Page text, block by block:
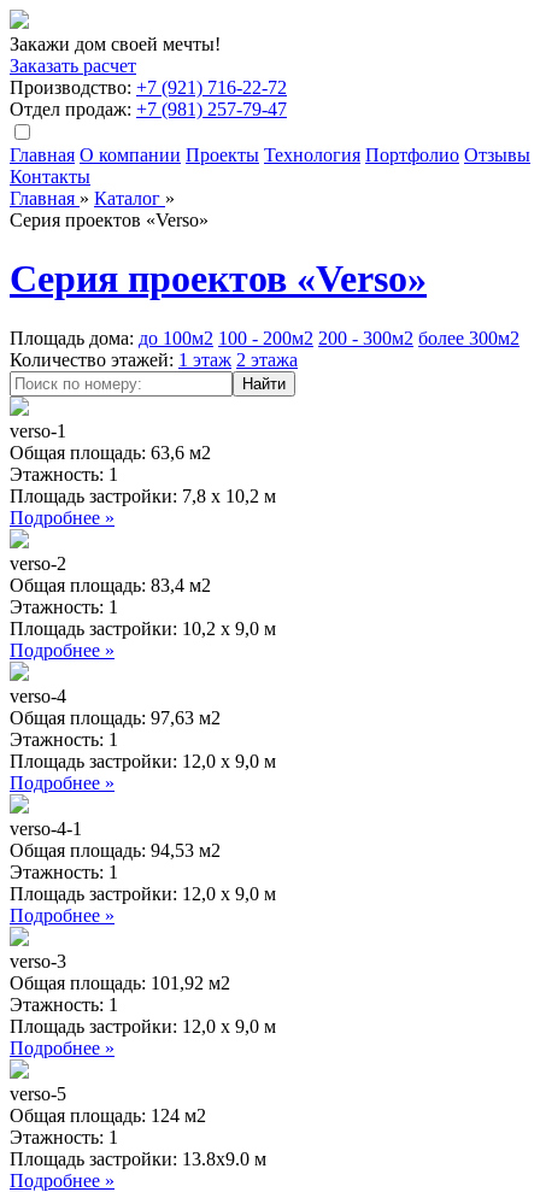
Закажи дом своей мечты!
Заказать расчет
Производство: +7 (921) 716-22-72
Отдел продаж: +7 (981) 257-79-47
Главная О компании Проекты Технология Портфолио Отзывы
Контакты
Главная » Кaталог »
Серия проектов «Verso»
Серия проектов «Verso»
Площадь дома: до 100м2 100 - 200м2 200 - 300м2 более 300м2
Количество этажей: 1 этаж 2 этажа
verso-1
Общая площадь: 63,6 м2
Этажность: 1
Площадь застройки: 7,8 x 10,2 м
Подробнее »
verso-2
Общая площадь: 83,4 м2
Этажность: 1
Площадь застройки: 10,2 x 9,0 м
Подробнее »
verso-4
Общая площадь: 97,63 м2
Этажность: 1
Площадь застройки: 12,0 x 9,0 м
Подробнее »
verso-4-1
Общая площадь: 94,53 м2
Этажность: 1
Площадь застройки: 12,0 x 9,0 м
Подробнее »
verso-3
Общая площадь: 101,92 м2
Этажность: 1
Площадь застройки: 12,0 x 9,0 м
Подробнее »
verso-5
Общая площадь: 124 м2
Этажность: 1
Площадь застройки: 13.8х9.0 м
Подробнее »